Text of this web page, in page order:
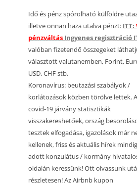
Idő és pénz spórolható külföldre
illetve onnan haza utalva pénzt: ITT:
pénzváltás Ingyenes regisztráció
valóban fizetendő összegeket
választott valutanemben, Forint,
USD, CHF stb.
Koronavírus: beutazási szabályok /
korlátozások közben törölve lettek. A
covid-19 járvány statisztikák
visszakereshetőek, ország
tesztek elfogadása, igazolások már
kellenek, friss és aktuális hírek
adott konzulátus / kormány
oldalán keressünk! Ott olvassunk
részletesen! Az Airbnb kupon